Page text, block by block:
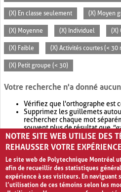
(X) En classe seulement (X) Moyen
(X) Moyenne (X) Individuel (X)
(X) Faible (X) Activités courtes (< 30
(X) Petit groupe (< 30)
Votre recherche n'a donné
Vérifiez que l'orthographe est
Supprimez les guillemets
rechercher chaque mot
souvent plus de résultat que
Envisagez d'élargir votre
retournera souvent plus de
NOTRE SITE WEB UTILISE DES
REHAUSSER VOTRE
Le site web de Polytechnique Montréal
afin de recueillir des statistiques
expérience à ses visiteurs. En naviguant
l’utilisation de ces témoins selon les